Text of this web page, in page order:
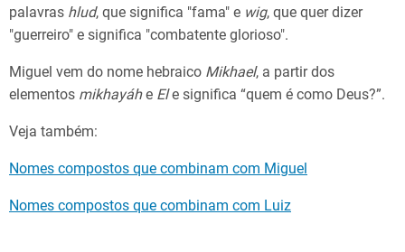
palavras hlud, que significa "fama" e wig, que quer dizer
"guerreiro" e significa "combatente glorioso".
Miguel vem do nome hebraico Mikhael, a partir dos
elementos mikhayáhe Ele significa “quem é como Deus?”.
Veja também:
Nomes compostos que combinam com Miguel
Nomes compostos que combinam com Luiz